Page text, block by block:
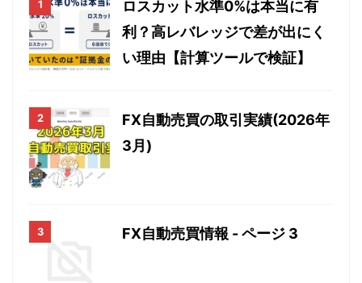
ロスカット水準0%は本当に有
利？高レバレッジで差が出にく
い理由【計算ツールで検証】
FX自動売買の取引実績(2026年
3月)
FX自動売買情報 - ページ 3